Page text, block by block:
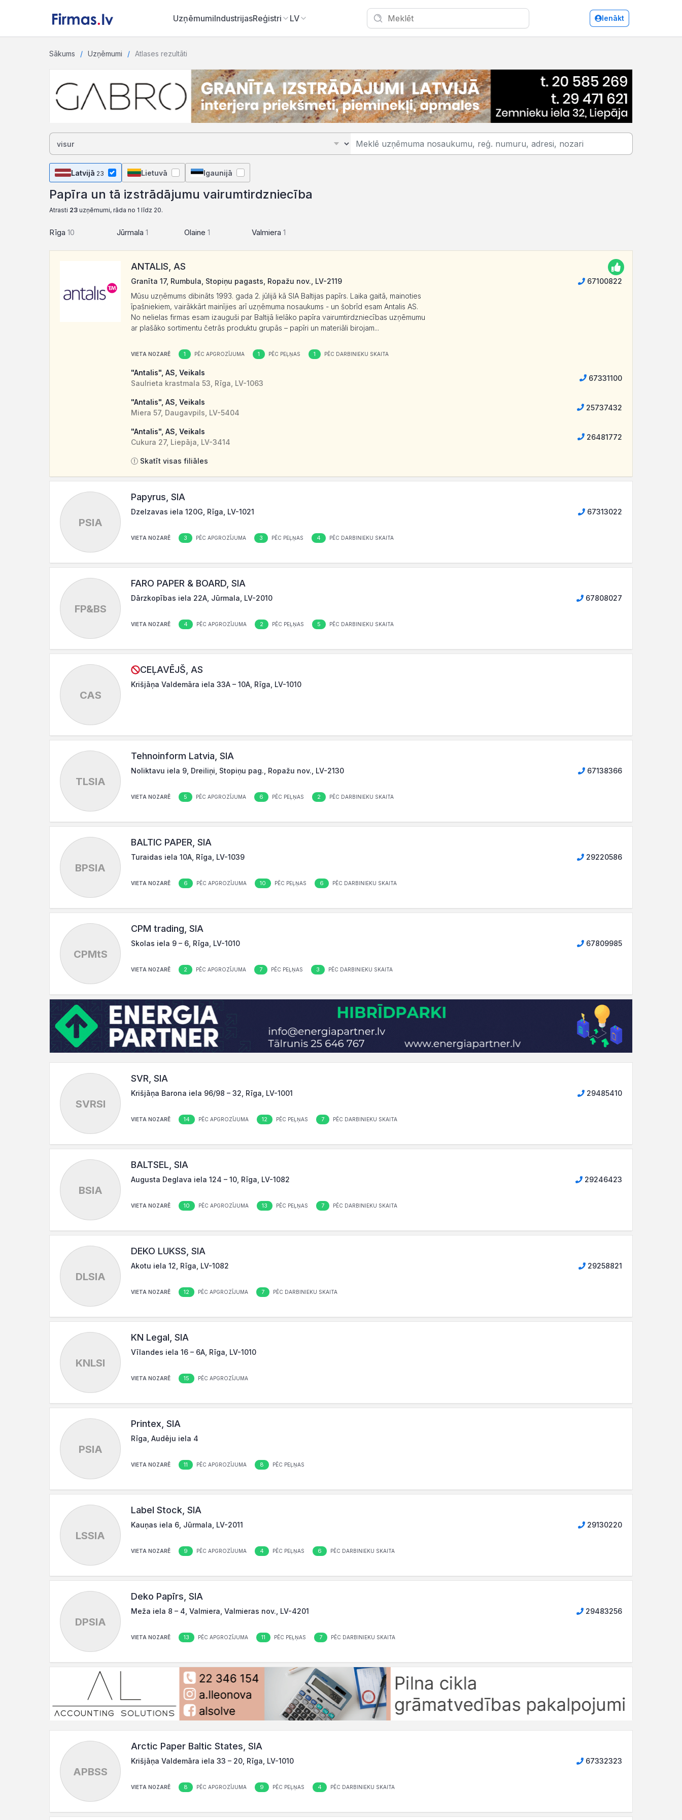
UzņēmumiIndustrijasReģistri LV Ienākt
Sākums Uzņēmumi Atlases rezultāti
Papīra un tā izstrādājumu vairumtirdzniecība
Latvijā 23 Lietuvā Igaunijā
Papīra un tā izstrādājumu vairumtirdzniecība
Atrasti 23 uzņēmumi, rāda no 1 līdz 20.
Rīga 10 Jūrmala1 Olaine1 Valmiera1
ANTALIS, AS
Granīta 17, Rumbula, Stopiņu pagasts, Ropažu nov., LV-2119
67100822
Mūsu uzņēmums dibināts 1993. gada 2. jūlijā kā SIA Baltijas papīrs. Laika gaitā, mainoties
īpašniekiem, vairākkārt mainījies arī uzņēmuma nosaukums - un šobrīd esam Antalis AS.
No nelielas firmas esam izauguši par Baltijā lielāko papīra vairumtirdzniecības uzņēmumu
ar plašāko sortimentu četrās produktu grupās – papīri un materiāli birojam...
VIETA NOZARĒ 1 PĒC APGROZĪJUMA 1 PĒC PEĻŅAS 1 PĒC DARBINIEKU SKAITA
"Antalis", AS, Veikals
Saulrieta krastmala 53, Rīga, LV-1063
67331100
"Antalis", AS, Veikals
Miera 57, Daugavpils, LV-5404
25737432
"Antalis", AS, Veikals
Cukura 27, Liepāja, LV-3414
26481772
Skatīt visas filiāles
PSIA
Papyrus, SIA
Dzelzavas iela 120G, Rīga, LV-1021 67313022
VIETA NOZARĒ 3 PĒC APGROZĪJUMA 3 PĒC PEĻŅAS 4 PĒC DARBINIEKU SKAITA
FP&BS
FARO PAPER & BOARD, SIA
Dārzkopības iela 22A, Jūrmala, LV-2010 67808027
VIETA NOZARĒ 4 PĒC APGROZĪJUMA 2 PĒC PEĻŅAS 5 PĒC DARBINIEKU SKAITA
CAS
CEĻAVĒJŠ, AS
Krišjāņa Valdemāra iela 33A – 10A, Rīga, LV-1010
TLSIA
Tehnoinform Latvia, SIA
Noliktavu iela 9, Dreiliņi, Stopiņu pag., Ropažu nov., LV-2130 67138366
VIETA NOZARĒ 5 PĒC APGROZĪJUMA 6 PĒC PEĻŅAS 2 PĒC DARBINIEKU SKAITA
BPSIA
BALTIC PAPER, SIA
Turaidas iela 10A, Rīga, LV-1039 29220586
VIETA NOZARĒ 6 PĒC APGROZĪJUMA 10 PĒC PEĻŅAS 6 PĒC DARBINIEKU SKAITA
CPMtS
CPM trading, SIA
Skolas iela 9 – 6, Rīga, LV-1010 67809985
VIETA NOZARĒ 2 PĒC APGROZĪJUMA 7 PĒC PEĻŅAS 3 PĒC DARBINIEKU SKAITA
SVRSI
SVR, SIA
Krišjāņa Barona iela 96/98 – 32, Rīga, LV-1001 29485410
VIETA NOZARĒ 14 PĒC APGROZĪJUMA 12 PĒC PEĻŅAS 7 PĒC DARBINIEKU SKAITA
BSIA
BALTSEL, SIA
Augusta Deglava iela 124 – 10, Rīga, LV-1082 29246423
VIETA NOZARĒ 10 PĒC APGROZĪJUMA 13 PĒC PEĻŅAS 7 PĒC DARBINIEKU SKAITA
DLSIA
DEKO LUKSS, SIA
Akotu iela 12, Rīga, LV-1082 29258821
VIETA NOZARĒ 12 PĒC APGROZĪJUMA 7 PĒC DARBINIEKU SKAITA
KNLSI
KN Legal, SIA
Vīlandes iela 16 – 6A, Rīga, LV-1010
VIETA NOZARĒ 15 PĒC APGROZĪJUMA
PSIA
Printex, SIA
Rīga, Audēju iela 4
VIETA NOZARĒ 11 PĒC APGROZĪJUMA 8 PĒC PEĻŅAS
LSSIA
Label Stock, SIA
Kauņas iela 6, Jūrmala, LV-2011 29130220
VIETA NOZARĒ 9 PĒC APGROZĪJUMA 4 PĒC PEĻŅAS 6 PĒC DARBINIEKU SKAITA
DPSIA
Deko Papīrs, SIA
Meža iela 8 – 4, Valmiera, Valmieras nov., LV-4201 29483256
VIETA NOZARĒ 13 PĒC APGROZĪJUMA 11 PĒC PEĻŅAS 7 PĒC DARBINIEKU SKAITA
APBSS
Arctic Paper Baltic States, SIA
Krišjāņa Valdemāra iela 33 – 20, Rīga, LV-1010 67332323
VIETA NOZARĒ 8 PĒC APGROZĪJUMA 9 PĒC PEĻŅAS 4 PĒC DARBINIEKU SKAITA